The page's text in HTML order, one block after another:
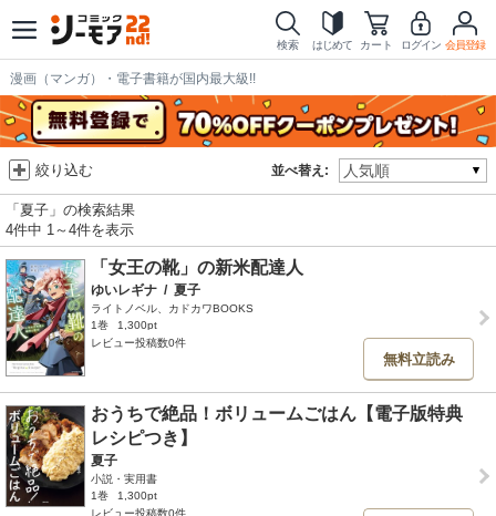
検索 はじめて カート ログイン 会員登録
漫画（マンガ）・電子書籍が国内最大級!!
並べ替え:
絞り込む
「夏子」の検索結果
4件中 1～4件を表示
「女王の靴」の新米配達人
ゆいレギナ / 夏子
ライトノベル、カドカワBOOKS
1巻
1,300pt
レビュー投稿数0件
無料立読み
おうちで絶品！ボリュームごはん【電子版特典
レシピつき】
夏子
小説・実用書
1巻
1,300pt
レビュー投稿数0件